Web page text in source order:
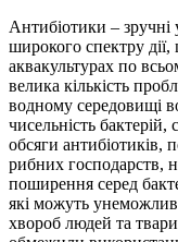
Антибіотики – зручні
широкого спектру
аквакультурах по
велика кількість
водному середовищі
чисельність бактерій,
обсяги антибіотиків,
рибних господарств,
поширення серед
які можуть
хвороб людей та